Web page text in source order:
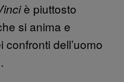
è piuttosto
si anima e
dell’uomo